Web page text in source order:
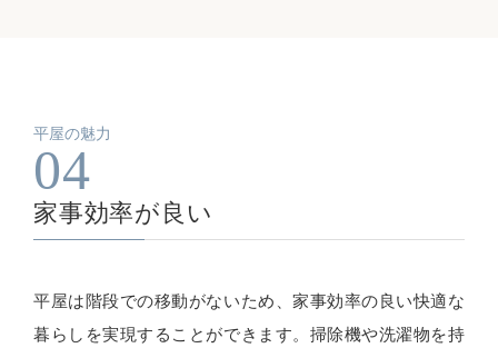
平屋の魅力
04
家事効率が良い
平屋は階段での移動がないため、家事効率の良い快適な
暮らしを実現することができます。掃除機や洗濯物を持